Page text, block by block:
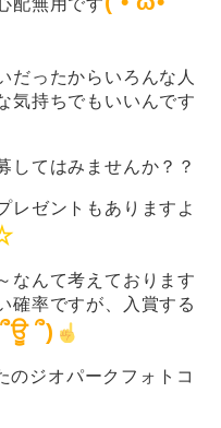
配無用です
だったからいろんな人
気持ちでもいいんです
してはみませんか？？
レゼントもありますよ
なんて考えております
確率ですが、入賞する
՞ਊ ՞)
のジオパークフォトコ